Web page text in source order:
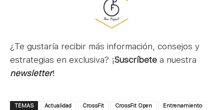
¿Te gustaría recibir más información, consejos y
estrategias en exclusiva? ¡Suscríbete a nuestra
newsletter!
TEMAS Actualidad CrossFit CrossFit Open
Entrenamiento